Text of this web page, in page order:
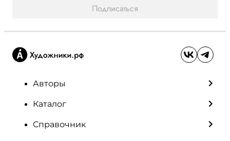
Подписаться
Авторы
Каталог
Справочник